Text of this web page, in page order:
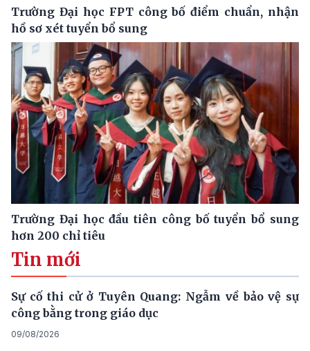
Trường Đại học FPT công bố điểm chuẩn, nhận
hồ sơ xét tuyển bổ sung
Trường Đại học đầu tiên công bố tuyển bổ sung
hơn 200 chỉ tiêu
Tin mới
Sự cố thi cử ở Tuyên Quang: Ngẫm về bảo vệ sự
công bằng trong giáo dục
09/08/2026